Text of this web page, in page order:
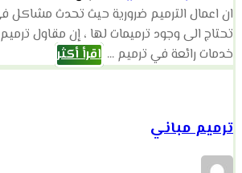
ان اعمال الترميم ضرورية حيث تحدث مشاكل
تحتاج الى وجود ترميمات لها ، إن مقاول
خدمات رائعة في ترميم ... اقرأ أكثر
ترميم مباني